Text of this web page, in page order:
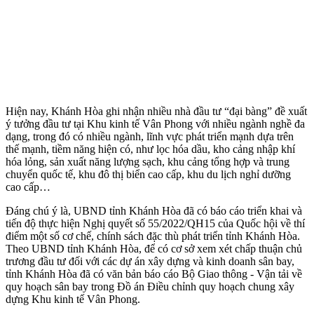
Hiện nay, Khánh Hòa ghi nhận nhiều nhà đầu tư “đại bàng” đề xuất
ý tưởng đầu tư tại Khu kinh tế Vân Phong với nhiều ngành nghề đa
dạng, trong đó có nhiều ngành, lĩnh vực phát triển mạnh dựa trên
thế mạnh, tiềm năng hiện có, như lọc hóa dầu, kho cảng nhập khí
hóa lỏng, sản xuất năng lượng sạch, khu cảng tổng hợp và trung
chuyển quốc tế, khu đô thị biển cao cấp, khu du lịch nghỉ dưỡng
cao cấp…
Đáng chú ý là, UBND tỉnh Khánh Hòa đã có báo cáo triển khai và
tiến độ thực hiện Nghị quyết số 55/2022/QH15 của Quốc hội về thí
điểm một số cơ chế, chính sách đặc thù phát triển tỉnh Khánh Hòa.
Theo UBND tỉnh Khánh Hòa, để có cơ sở xem xét chấp thuận chủ
trương đầu tư đối với các dự án xây dựng và kinh doanh sân bay,
tỉnh Khánh Hòa đã có văn bản báo cáo Bộ Giao thông - Vận tải về
quy hoạch sân bay trong Đồ án Điều chỉnh quy hoạch chung xây
dựng Khu kinh tế Vân Phong.